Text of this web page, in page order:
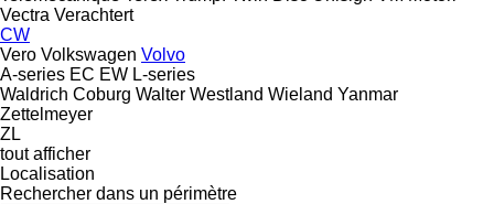
Vectra Verachtert
CW
Vero Volkswagen Volvo
A-series EC EW L-series
Waldrich Coburg Walter Westland Wieland Yanmar
Zettelmeyer
ZL
tout afficher
Localisation
Rechercher dans un périmètre